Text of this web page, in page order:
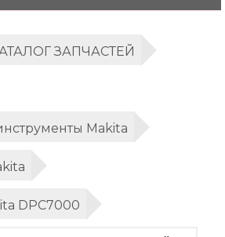
ЗАПЧАСТЕЙ
Makita
DPC7000